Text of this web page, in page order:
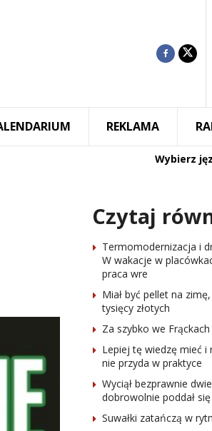
REKLAMA
Wybierz
Czytaj
Termomodernizacja i
W wakacje w
praca wre
Miał być pellet na
tysięcy złotych
Za szybko we Frąckach
Lepiej tę wiedzę mieć i
nie przyda w praktyce
Wyciął bezprawnie
dobrowolnie poddał
Suwałki zatańczą w